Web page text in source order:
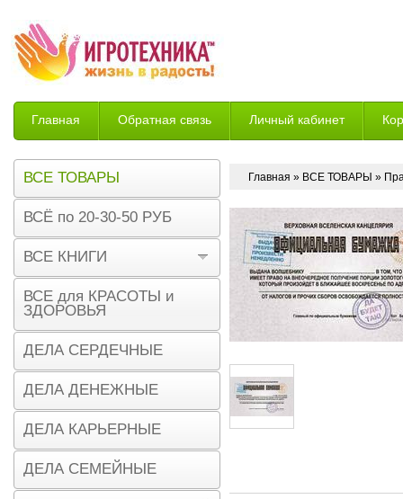
Главная Обратная связь Личный кабинет
Возврат
Главная » ВСЕ ТОВАРЫ »
ВСЕ ТОВАРЫ
ВСЁ по 20-30-50 РУБ
ВСЕ КНИГИ
ВСЕ для КРАСОТЫ и
ЗДОРОВЬЯ
ДЕЛА СЕРДЕЧНЫЕ
ДЕЛА ДЕНЕЖНЫЕ
ДЕЛА КАРЬЕРНЫЕ
ДЕЛА СЕМЕЙНЫЕ